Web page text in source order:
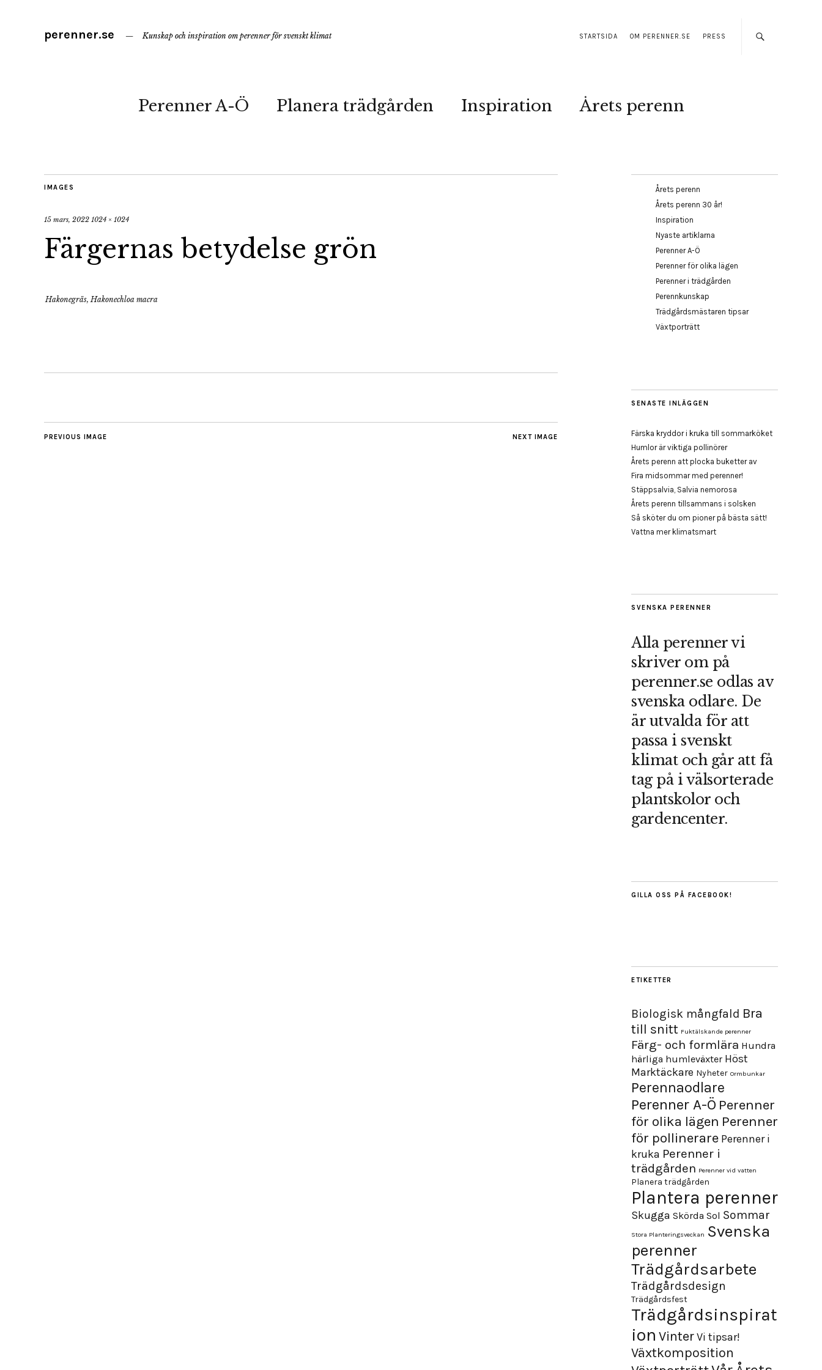
STARTSIDA OM PERENNER.SE PRESS
perenner.se Kunskap och inspiration om perenner för svenskt klimat
Perenner A-Ö Planera trädgården Inspiration Årets perenn
IMAGES
15 mars, 2022 1024 × 1024
Färgernas betydelse grön
Hakonegräs, Hakonechloa macra
NEXT IMAGE
PREVIOUS IMAGE
Årets perenn
Årets perenn 30 år!
Inspiration
Nyaste artiklarna
Perenner A-Ö
Perenner för olika lägen
Perenner i trädgården
Perennkunskap
Trädgårdsmästaren tipsar
Växtporträtt
SENASTE INLÄGGEN
Färska kryddor i kruka till sommarköket
Humlor är viktiga pollinörer
Årets perenn att plocka buketter av
Fira midsommar med perenner!
Stäppsalvia, Salvia nemorosa
Årets perenn tillsammans i solsken
Så sköter du om pioner på bästa sätt!
Vattna mer klimatsmart
SVENSKA PERENNER
Alla perenner vi
skriver om på
perenner.se odlas av
svenska odlare. De
är utvalda för att
passa i svenskt
klimat och går att få
tag på i välsorterade
plantskolor och
gardencenter.
GILLA OSS PÅ FACEBOOK!
ETIKETTER
Biologisk mångfald Bra
till snitt Fuktälskande perenner
Färg- och formlära Hundra
härliga humleväxter Höst
Marktäckare Nyheter Ormbunkar
Perennaodlare
Perenner A-Ö Perenner
för olika lägen Perenner
för pollinerare Perenner i
kruka Perenner i
trädgården Perenner vid vatten
Planera trädgården
Plantera perenner
Skugga Skörda Sol Sommar
Stora Planteringsveckan Svenska
perenner
Trädgårdsarbete
Trädgårdsdesign
Trädgårdsfest
Trädgårdsinspirat
ion VinterVi tipsar!
Växtkomposition